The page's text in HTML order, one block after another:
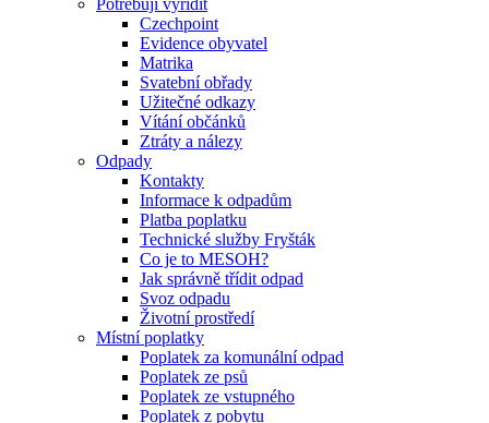
Potřebuji vyřídit
Czechpoint
Evidence obyvatel
Matrika
Svatební obřady
Užitečné odkazy
Vítání občánků
Ztráty a nálezy
Odpady
Kontakty
Informace k odpadům
Platba poplatku
Technické služby Fryšták
Co je to MESOH?
Jak správně třídit odpad
Svoz odpadu
Životní prostředí
Místní poplatky
Poplatek za komunální odpad
Poplatek ze psů
Poplatek ze vstupného
Poplatek z pobytu